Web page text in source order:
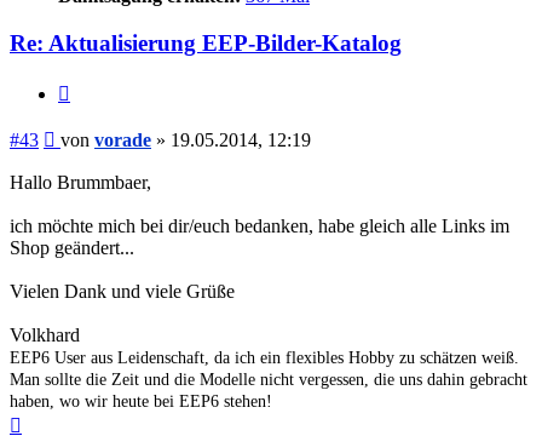
Re: Aktualisierung EEP-Bilder-Katalog
#43 Beitrag
von vorade » 19.05.2014, 12:19
Hallo Brummbaer,
ich möchte mich bei dir/euch bedanken, habe gleich alle Links im
Shop geändert...
Vielen Dank und viele Grüße
Volkhard
EEP6 User aus Leidenschaft, da ich ein flexibles Hobby zu schätzen weiß.
Man sollte die Zeit und die Modelle nicht vergessen, die uns dahin gebracht
haben, wo wir heute bei EEP6 stehen!